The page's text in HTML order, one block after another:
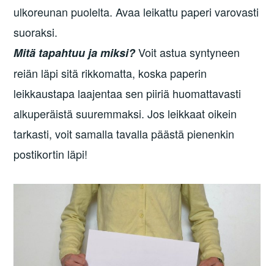
ulkoreunan puolelta. Avaa leikattu paperi varovasti
suoraksi.
Mitä tapahtuu ja miksi?Voit astua syntyneen
reiän läpi sitä rikkomatta, koska paperin
leikkaustapa laajentaa sen piiriä huomattavasti
alkuperäistä suuremmaksi. Jos leikkaat oikein
tarkasti, voit samalla tavalla päästä pienenkin
postikortin läpi!